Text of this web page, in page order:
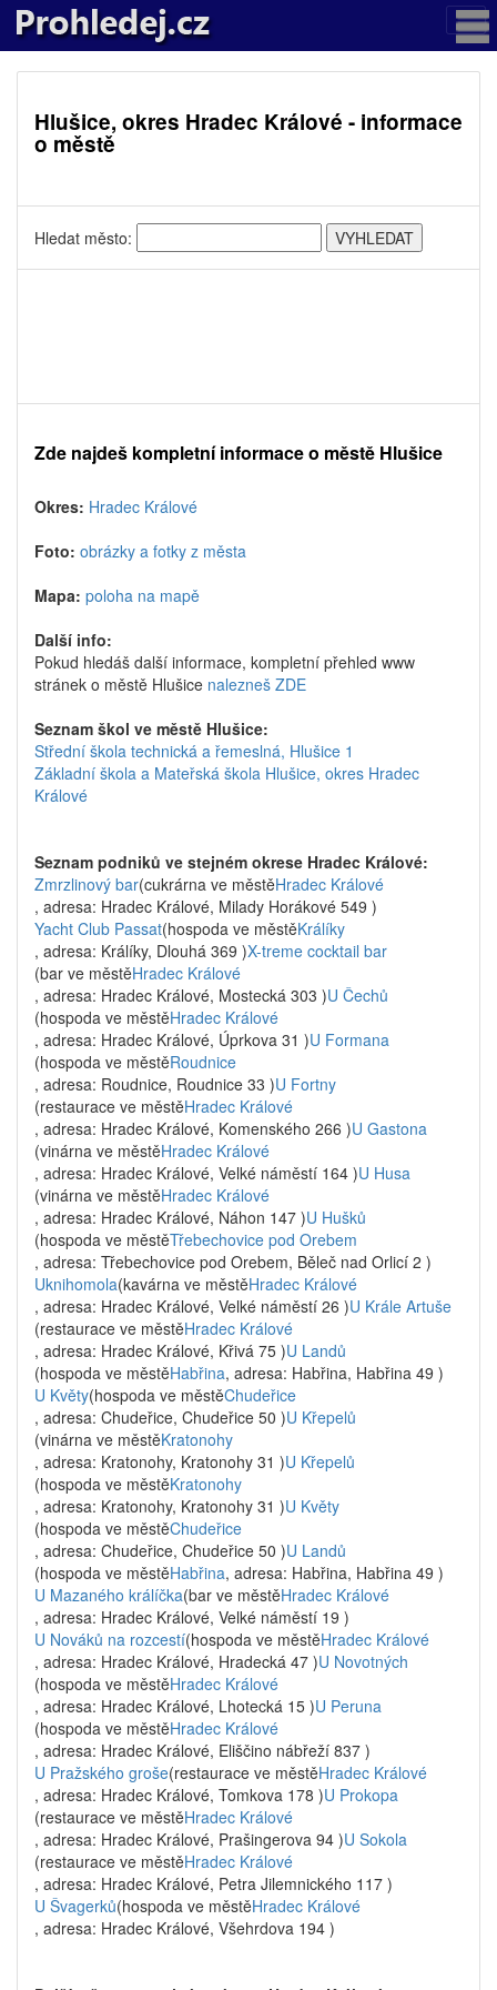
Hlušice, okres Hradec Králové - informace
o městě
Hledat město:
Zde najdeš kompletní informace o městě Hlušice
Okres: Hradec Králové
Foto: obrázky a fotky z města
Mapa: poloha na mapě
Další info:
Pokud hledáš další informace, kompletní přehled www
stránek o městě Hlušice nalezneš ZDE
Seznam škol ve městě Hlušice:
Střední škola technická a řemeslná, Hlušice 1
Základní škola a Mateřská škola Hlušice, okres Hradec
Králové
Seznam podniků ve stejném okrese Hradec Králové:
Zmrzlinový bar(cukrárna ve městěHradec Králové
, adresa: Hradec Králové, Milady Horákové 549 )
Yacht Club Passat(hospoda ve městěKrálíky
, adresa: Králíky, Dlouhá 369 )X-treme cocktail bar
(bar ve městěHradec Králové
, adresa: Hradec Králové, Mostecká 303 )U Čechů
(hospoda ve městěHradec Králové
, adresa: Hradec Králové, Úprkova 31 )U Formana
(hospoda ve městěRoudnice
, adresa: Roudnice, Roudnice 33 )U Fortny
(restaurace ve městěHradec Králové
, adresa: Hradec Králové, Komenského 266 )U Gastona
(vinárna ve městěHradec Králové
, adresa: Hradec Králové, Velké náměstí 164 )U Husa
(vinárna ve městěHradec Králové
, adresa: Hradec Králové, Náhon 147 )U Hušků
(hospoda ve městěTřebechovice pod Orebem
, adresa: Třebechovice pod Orebem, Běleč nad Orlicí 2 )
Uknihomola(kavárna ve městěHradec Králové
, adresa: Hradec Králové, Velké náměstí 26 )U Krále Artuše
(restaurace ve městěHradec Králové
, adresa: Hradec Králové, Křivá 75 )U Landů
(hospoda ve městěHabřina, adresa: Habřina, Habřina 49 )
U Květy(hospoda ve městěChudeřice
, adresa: Chudeřice, Chudeřice 50 )U Křepelů
(vinárna ve městěKratonohy
, adresa: Kratonohy, Kratonohy 31 )U Křepelů
(hospoda ve městěKratonohy
, adresa: Kratonohy, Kratonohy 31 )U Květy
(hospoda ve městěChudeřice
, adresa: Chudeřice, Chudeřice 50 )U Landů
(hospoda ve městěHabřina, adresa: Habřina, Habřina 49 )
U Mazaného králíčka(bar ve městěHradec Králové
, adresa: Hradec Králové, Velké náměstí 19 )
U Nováků na rozcestí(hospoda ve městěHradec Králové
, adresa: Hradec Králové, Hradecká 47 )U Novotných
(hospoda ve městěHradec Králové
, adresa: Hradec Králové, Lhotecká 15 )U Peruna
(hospoda ve městěHradec Králové
, adresa: Hradec Králové, Eliščino nábřeží 837 )
U Pražského groše(restaurace ve městěHradec Králové
, adresa: Hradec Králové, Tomkova 178 )U Prokopa
(restaurace ve městěHradec Králové
, adresa: Hradec Králové, Prašingerova 94 )U Sokola
(restaurace ve městěHradec Králové
, adresa: Hradec Králové, Petra Jilemnického 117 )
U Švagerků(hospoda ve městěHradec Králové
, adresa: Hradec Králové, Všehrdova 194 )